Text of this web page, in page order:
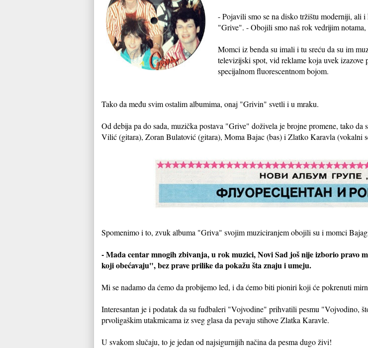
- Pojavili smo se na disko tržištu moderniji, ali
"Grive". - Obojili smo naš rok vedrijim
Momci iz benda su imali i tu sreću da su im
televizijski spot, vid reklame koja uvek izazove
specijalnom fluorescentnom bojom.
Tako da među svim ostalim albumima, onaj "Grivin" svetli i u mraku.
Od debija pa do sada, muzička postava "Grive" doživela je brojne promene, tako
Vilić (gitara), Zoran Bulatović (gitara), Moma Bajac (bas) i Zlatko Karavla (vokalni
Spomenimo i to, zvuk albuma "Griva" svojim muziciranjem obojili su i momci
- Mada centar mnogih zbivanja, u rok muzici, Novi Sad još nije izborio pravo
koji obećavaju", bez prave prilike da pokažu šta znaju i umeju.
Mi se nadamo da ćemo da probijemo led, i da ćemo biti pioniri koji će pokrenuti
Interesantan je i podatak da su fudbaleri "Vojvodine" prihvatili pesmu "Vojvodino,
prvoligaškim utakmicama iz sveg glasa da pevaju stihove Zlatka Karavle.
U svakom slučaju, to je jedan od najsigurnijih načina da pesma dugo živi!